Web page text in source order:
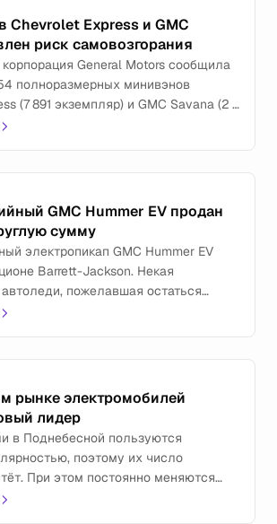
Chevrolet Express и GMC
риск самовозгорания
General Motors сообщила
полноразмерных минивэнов
(7 891 экземпляр) и GMC Savana (2
они были выпущены в прошлом
GMC Hummer EV продан
сумму
электропикап GMC Hummer EV
Barrett-Jackson. Некая
пожелавшая остаться
его за 2 500 000 долларов.
рынке электромобилей
лидер
в Поднебесной пользуются
поэтому их число
При этом постоянно меняются
популярности марки и модели